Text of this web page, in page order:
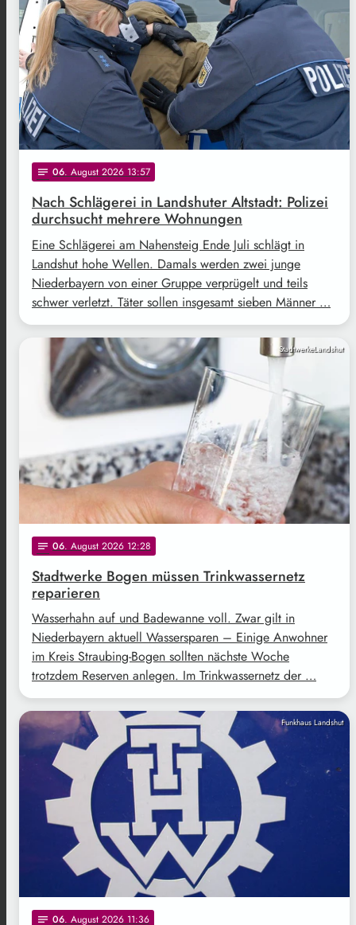
notes 06. August 2026 13:57
Nach Schlägerei in Landshuter Altstadt: Polizei
durchsucht mehrere Wohnungen
Eine Schlägerei am Nahensteig Ende Juli schlägt in
Landshut hohe Wellen. Damals werden zwei junge
Niederbayern von einer Gruppe verprügelt und teils
schwer verletzt. Täter sollen insgesamt sieben Männer …
StadtwerkeLandshut
notes 06. August 2026 12:28
Stadtwerke Bogen müssen Trinkwassernetz
reparieren
Wasserhahn auf und Badewanne voll. Zwar gilt in
Niederbayern aktuell Wassersparen – Einige Anwohner
im Kreis Straubing-Bogen sollten nächste Woche
trotzdem Reserven anlegen. Im Trinkwassernetz der …
Funkhaus Landshut
notes 06. August 2026 11:36